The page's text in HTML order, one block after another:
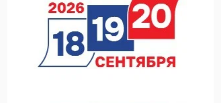
07.08.2026 12:04
В Нижегородской области созданы четыре ММЦ
07.08.2026 11:46